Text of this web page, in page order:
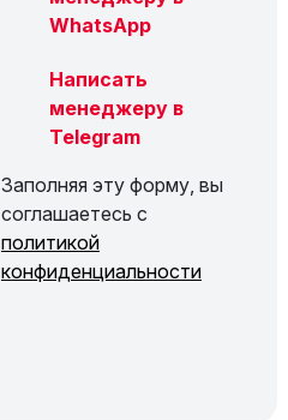
WhatsApp
Написать
менеджеру в
Telegram
Заполняя эту форму, вы
соглашаетесь с
политикой
конфиденциальности